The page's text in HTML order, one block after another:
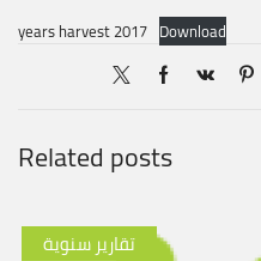
years harvest 2017 Download
Related posts
تقارير سنوية